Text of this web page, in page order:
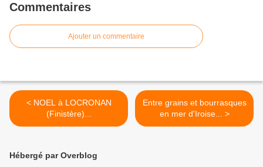
Commentaires
Ajouter un commentaire
< NOEL à LOCRONAN
(Finistère)...
Entre grains et bourrasques
en mer d'Iroise... >
Hébergé par Overblog